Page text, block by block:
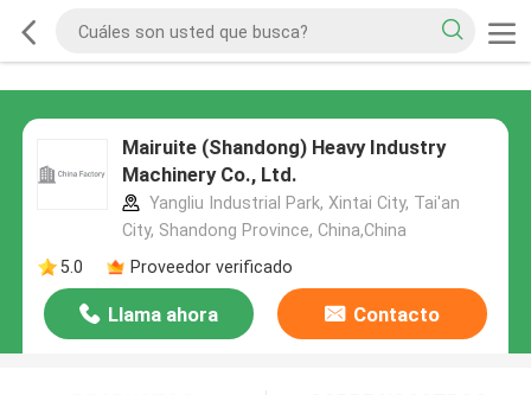
Mairuite (Shandong) Heavy Industry
Machinery Co., Ltd.
Yangliu Industrial Park, Xintai City, Tai'an
City, Shandong Province, China,China
5.0
Proveedor verificado
Llama ahora Contacto